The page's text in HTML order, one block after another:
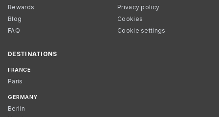
Rewards
Blog
FAQ
Privacy policy
Cookies
Cookie settings
DESTINATIONS
FRANCE
Paris
GERMANY
Berlin